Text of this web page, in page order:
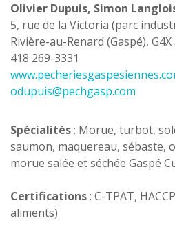
Olivier Dupuis, Simon
5, rue de la Victoria (parc
Rivière-au-Renard (Gaspé), G4X
418 269-3331
odupuis@pechgasp.com
Spécialités: Morue, turbot,
saumon, maquereau, sébaste,
morue salée et séchée Gaspé
Certifications: C-TPAT,
aliments)